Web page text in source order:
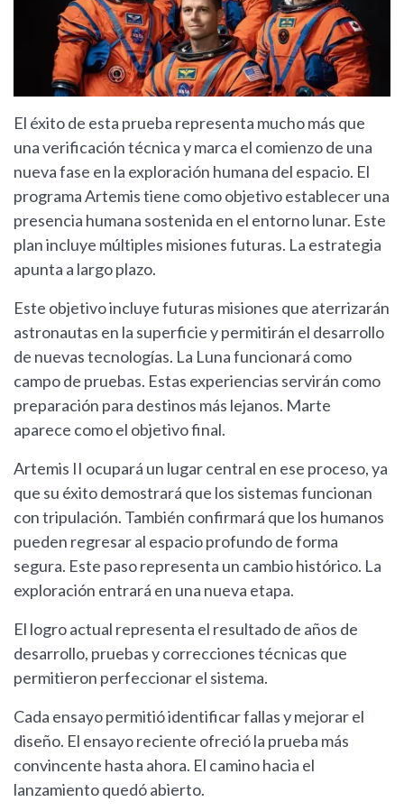
El éxito de esta prueba representa mucho más que
una verificación técnica y marca el comienzo de una
nueva fase en la exploración humana del espacio. El
programa Artemis tiene como objetivo establecer una
presencia humana sostenida en el entorno lunar. Este
plan incluye múltiples misiones futuras. La estrategia
apunta a largo plazo.
Este objetivo incluye futuras misiones que aterrizarán
astronautas en la superficie y permitirán el desarrollo
de nuevas tecnologías. La Luna funcionará como
campo de pruebas. Estas experiencias servirán como
preparación para destinos más lejanos. Marte
aparece como el objetivo final.
Artemis II ocupará un lugar central en ese proceso, ya
que su éxito demostrará que los sistemas funcionan
con tripulación. También confirmará que los humanos
pueden regresar al espacio profundo de forma
segura. Este paso representa un cambio histórico. La
exploración entrará en una nueva etapa.
El logro actual representa el resultado de años de
desarrollo, pruebas y correcciones técnicas que
permitieron perfeccionar el sistema.
Cada ensayo permitió identificar fallas y mejorar el
diseño. El ensayo reciente ofreció la prueba más
convincente hasta ahora. El camino hacia el
lanzamiento quedó abierto.